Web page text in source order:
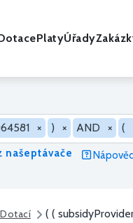
PlatyÚřady
× ) × AND × (
našeptávače
( (